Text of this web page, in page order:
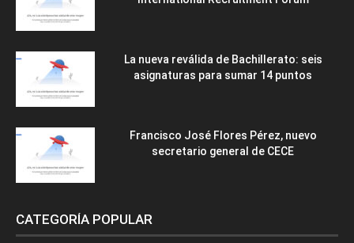
La nueva reválida de Bachillerato: seis
asignaturas para sumar 14 puntos
Francisco José Flores Pérez, nuevo
secretario general de CECE
CATEGORÍA POPULAR